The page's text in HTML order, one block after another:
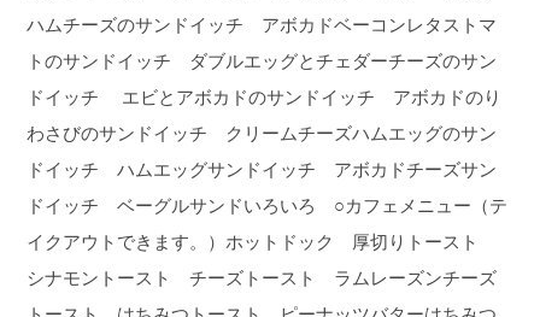
ハムチーズのサンドイッチ アボカドベーコンレタストマ
トのサンドイッチ ダブルエッグとチェダーチーズのサン
ドイッチ エビとアボカドのサンドイッチ アボカドのり
わさびのサンドイッチ クリームチーズハムエッグのサン
ドイッチ ハムエッグサンドイッチ アボカドチーズサン
ドイッチ ベーグルサンドいろいろ ○カフェメニュー（テ
イクアウトできます。）ホットドック 厚切りトースト
シナモントースト チーズトースト ラムレーズンチーズ